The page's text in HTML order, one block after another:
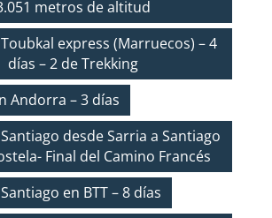
metros de altitud
express (Marruecos) – 4
días – 2 de Trekking
Andorra – 3 días
desde Sarria a Santiago
Final del Camino Francés
en BTT – 8 días